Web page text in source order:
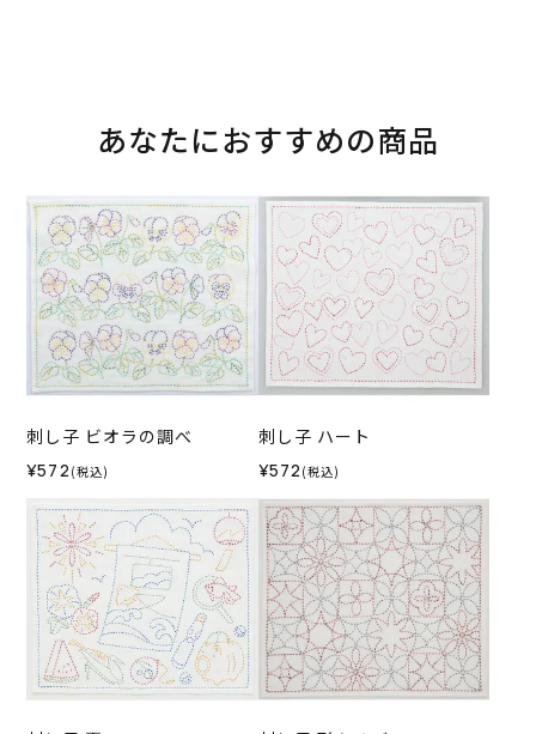
あなたにおすすめの商品
刺し子 ビオラの調べ
¥572 (税込)
刺し子 ハート
¥572 (税込)